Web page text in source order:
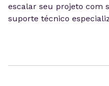
escalar seu projeto com
suporte técnico